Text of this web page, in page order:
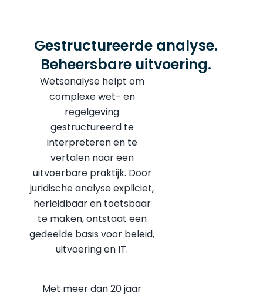
Gestructureerde analyse.
Beheersbare uitvoering.
Wetsanalyse helpt om
complexe wet- en
regelgeving
gestructureerd te
interpreteren en te
vertalen naar een
uitvoerbare praktijk. Door
juridische analyse expliciet,
herleidbaar en toetsbaar
te maken, ontstaat een
gedeelde basis voor beleid,
uitvoering en IT.
Met meer dan 20 jaar